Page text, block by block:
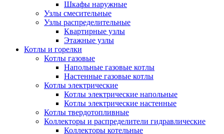
Шкафы наружные
Узлы смесительные
Узлы распределительные
Квартирные узлы
Этажные узлы
Котлы и горелки
Котлы газовые
Напольные газовые котлы
Настенные газовые котлы
Котлы электрические
Котлы электрические напольные
Котлы электрические настенные
Котлы твердотопливные
Коллекторы и распределители гидравлические
Коллекторы котельные